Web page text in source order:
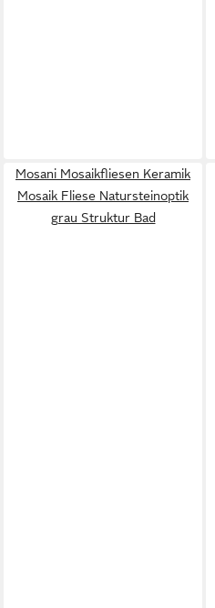
Mosani Mosaikfliesen Keramik
Mosaik Fliese Natursteinoptik
grau Struktur Bad